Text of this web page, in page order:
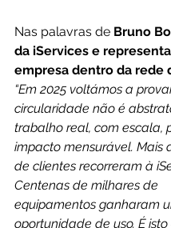
Nas palavras de Bruno
da iServices e
empresa dentro da rede
“Em 2025 voltámos a
circularidade não é
trabalho real, com escala,
impacto mensurável. Mais
de clientes recorreram à
Centenas de milhares de
equipamentos ganharam
oportunidade de uso. É isto